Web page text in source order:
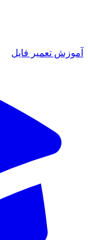
آموزش تعمیر فایل